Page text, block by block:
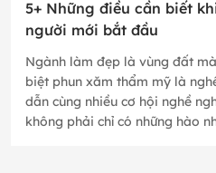
5+ Những điều cần biết
người mới bắt đầu
Ngành làm đẹp là vùng đất
biệt phun xăm thẩm mỹ là
dẫn cùng nhiều cơ hội nghề
không phải chỉ có những hào